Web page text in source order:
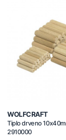
WOLFCRAFT
Tiplo drveno
2910000